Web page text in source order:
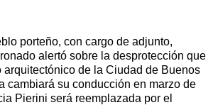
porteño, con cargo de adjunto,
alertó sobre la desprotección que
arquitectónico de la Ciudad de Buenos
cambiará su conducción en marzo de
Pierini será reemplazada por el